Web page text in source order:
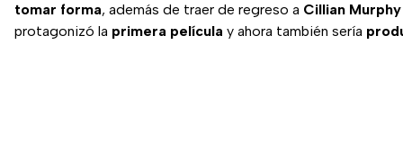
tomar forma, además de traer de regreso a Cillian
protagonizó la primera película y ahora también sería